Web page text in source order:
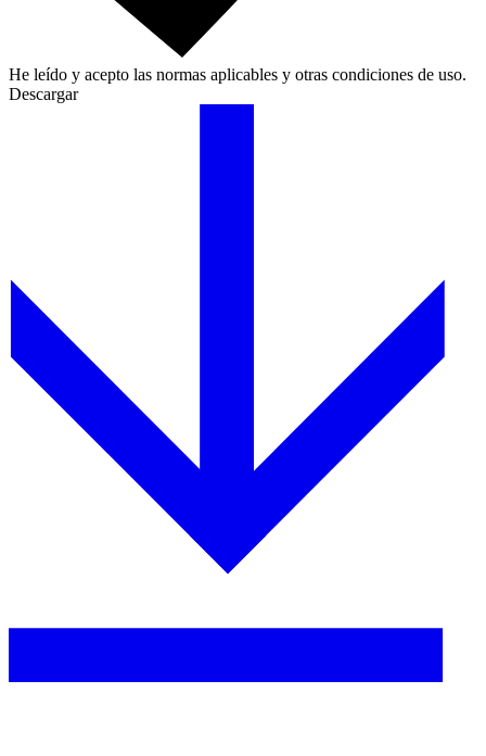
He leído y acepto las normas aplicables y otras condiciones de uso.
Descargar